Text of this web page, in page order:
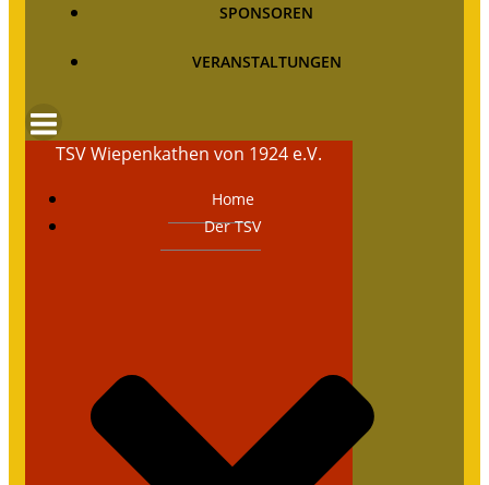
SPONSOREN
VERANSTALTUNGEN
TSV Wiepenkathen von 1924 e.V.
Home
Der TSV